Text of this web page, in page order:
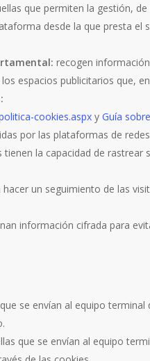
que permiten la gestión,
desde la que presta
recogen
espacios publicitarios que,
cookies.aspx yGuía
por las plataformas de
la capacidad de
un seguimiento de las
información cifrada para
se envían al equipo
que se envían al equipo